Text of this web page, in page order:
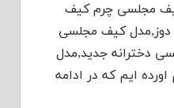
مجلسی چرم کیف
کیف مجلسی
دخترانه جدید,مدل
ایم که در ادامه